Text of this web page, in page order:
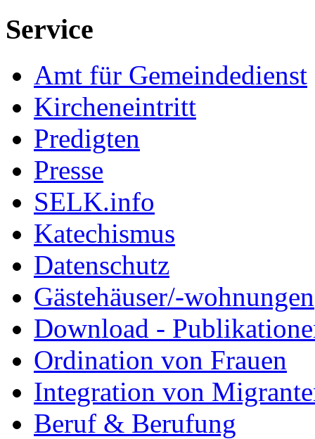
Service
Amt für Gemeindedienst
Kircheneintritt
Predigten
Presse
SELK.info
Katechismus
Datenschutz
Gästehäuser/-wohnungen
Download -
Ordination von Frauen
Integration von
Beruf & Berufung